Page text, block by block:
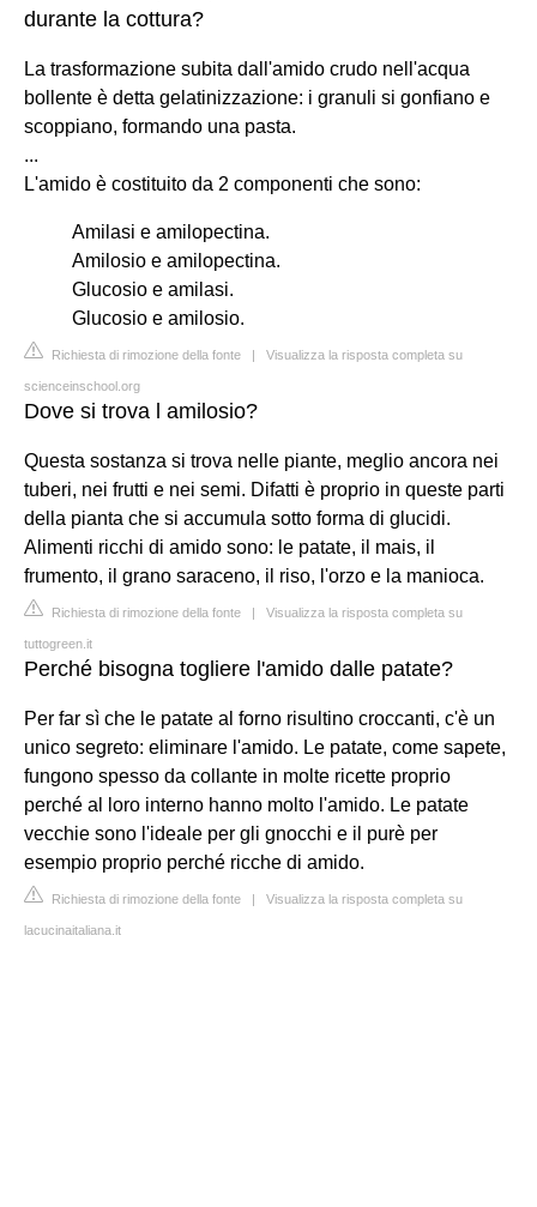
durante la cottura?
La trasformazione subita dall'amido crudo nell'acqua
bollente è detta gelatinizzazione: i granuli si gonfiano e
scoppiano, formando una pasta.
...
L'amido è costituito da 2 componenti che sono:
Amilasi e amilopectina.
Amilosio e amilopectina.
Glucosio e amilasi.
Glucosio e amilosio.
Richiesta di rimozione della fonte | Visualizza la risposta completa su
scienceinschool.org
Dove si trova l amilosio?
Questa sostanza si trova nelle piante, meglio ancora nei
tuberi, nei frutti e nei semi. Difatti è proprio in queste parti
della pianta che si accumula sotto forma di glucidi.
Alimenti ricchi di amido sono: le patate, il mais, il
frumento, il grano saraceno, il riso, l'orzo e la manioca.
Richiesta di rimozione della fonte | Visualizza la risposta completa su
tuttogreen.it
Perché bisogna togliere l'amido dalle patate?
Per far sì che le patate al forno risultino croccanti, c'è un
unico segreto: eliminare l'amido. Le patate, come sapete,
fungono spesso da collante in molte ricette proprio
perché al loro interno hanno molto l'amido. Le patate
vecchie sono l'ideale per gli gnocchi e il purè per
esempio proprio perché ricche di amido.
Richiesta di rimozione della fonte | Visualizza la risposta completa su
lacucinaitaliana.it